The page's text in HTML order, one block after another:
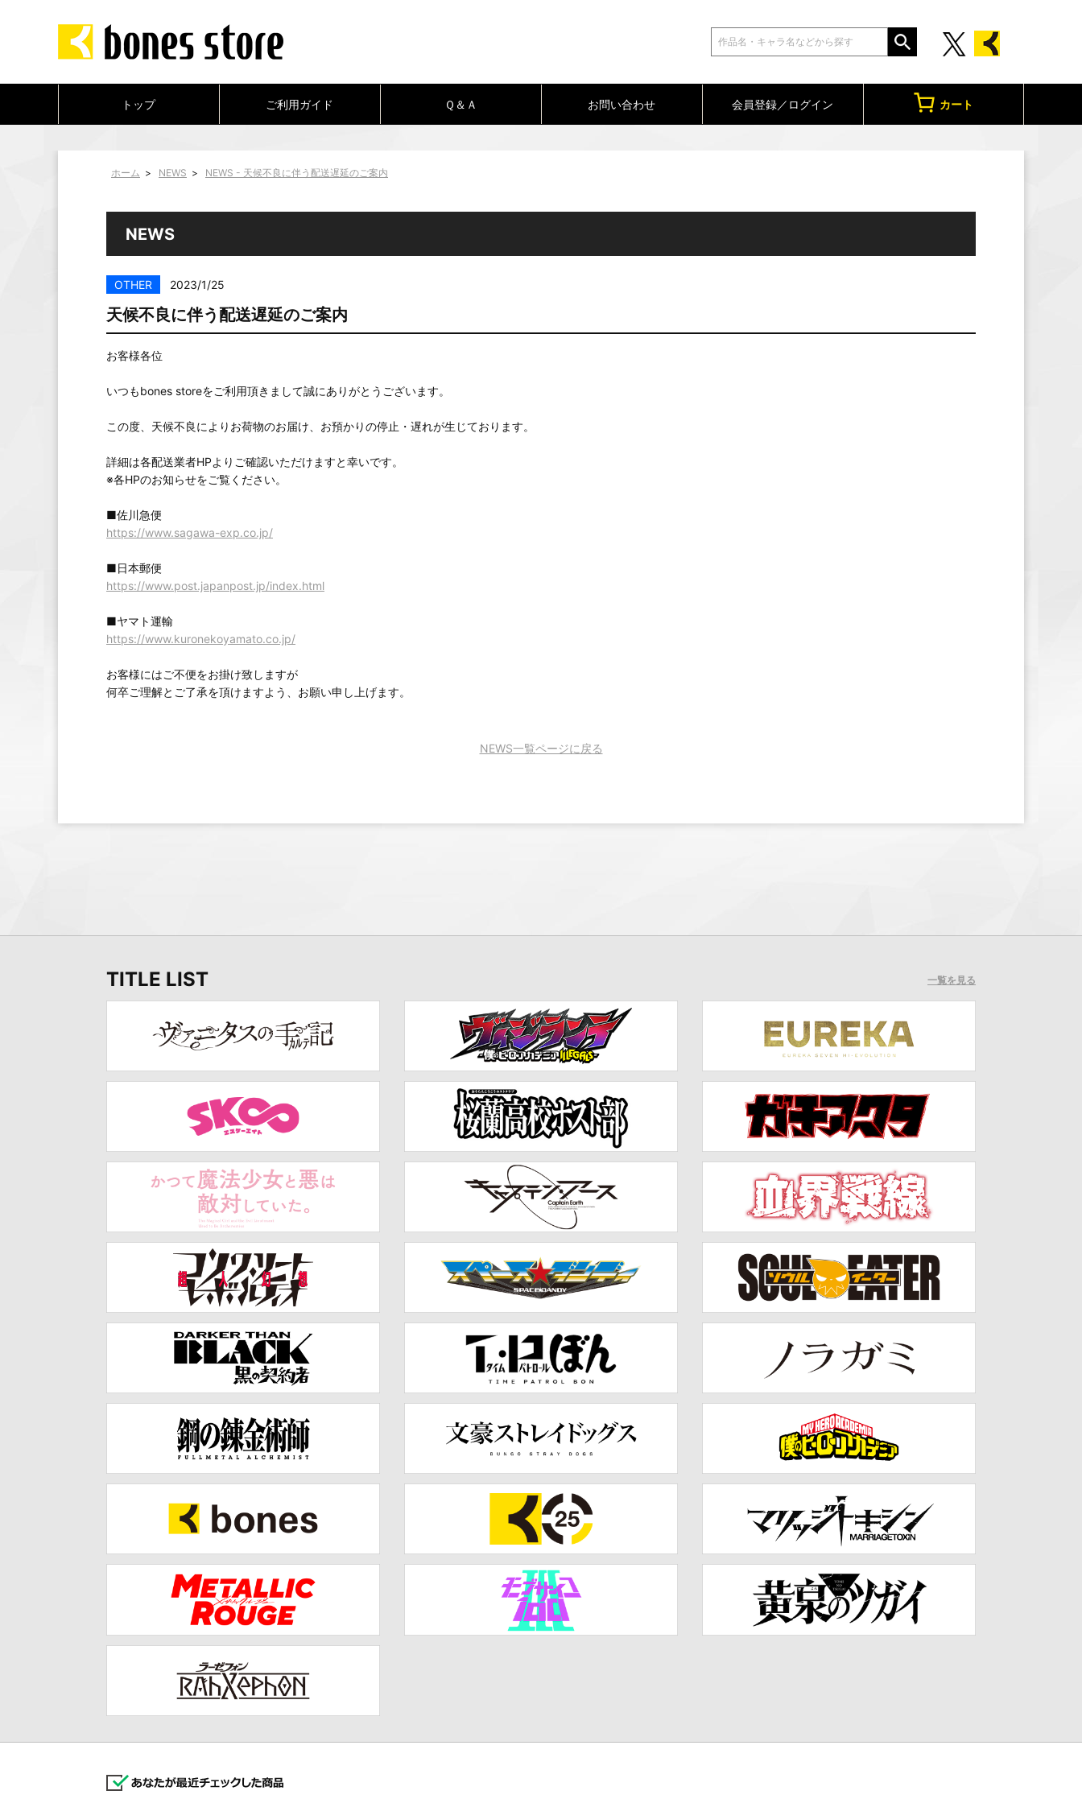
トップ ご利用ガイド Ｑ＆Ａ お問い合わせ 会員登録／ログイン カート
ホーム > NEWS > NEWS - 天候不良に伴う配送遅延のご案内
NEWS
OTHER 2023/1/25
天候不良に伴う配送遅延のご案内
お客様各位
いつもbones storeをご利用頂きまして誠にありがとうございます。
この度、天候不良によりお荷物のお届け、お預かりの停止・遅れが生じております。
詳細は各配送業者HPよりご確認いただけますと幸いです。
※各HPのお知らせをご覧ください。
■佐川急便
https://www.sagawa-exp.co.jp/
■日本郵便
https://www.post.japanpost.jp/index.html
■ヤマト運輸
https://www.kuronekoyamato.co.jp/
お客様にはご不便をお掛け致しますが
何卒ご理解とご了承を頂けますよう、お願い申し上げます。
NEWS一覧ページに戻る
TITLE LIST 一覧を見る